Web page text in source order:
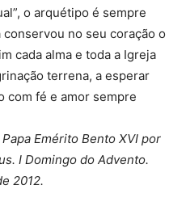
o arquétipo é sempre
no seu coração o
cada alma e toda a Igreja
terrena, a esperar
com fé e amor sempre
Emérito Bento XVI por
I Domingo do Advento.
2012.